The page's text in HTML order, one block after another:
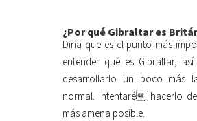
¿Por qué Gibraltar es
Diría que es el punto más
entender qué es Gibraltar,
desarrollarlo un poco más
normal. Intentaré hacerlo
más amena posible.